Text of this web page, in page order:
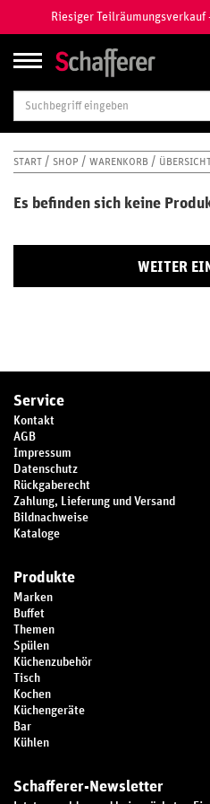
Riesiger
START SHOP WARENKORB
Es befinden sich keine
WEITER
Service
Kontakt
AGB
Impressum
Datenschutz
Rückgaberecht
Zahlung, Lieferung und Versand
Bildnachweise
Kataloge
Produkte
Marken
Buffet
Themen
Spülen
Küchenzubehör
Tisch
Kochen
Küchengeräte
Bar
Kühlen
Schafferer-Newsletter